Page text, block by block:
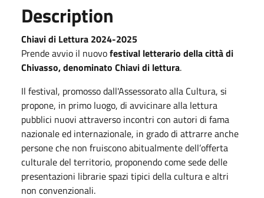
Description
Chiavi di Lettura 2024-2025
Prende avvio il nuovofestival letterario della città di
Chivasso, denominato Chiavi di lettura.
Il festival, promosso dall'Assessorato alla Cultura, si
propone, in primo luogo, di avvicinare alla lettura
pubblici nuovi attraverso incontri con autori di fama
nazionale ed internazionale, in grado di attrarre anche
persone che non fruiscono abitualmente dell’offerta
culturale del territorio, proponendo come sede delle
presentazioni librarie spazi tipici della cultura e altri
non convenzionali.